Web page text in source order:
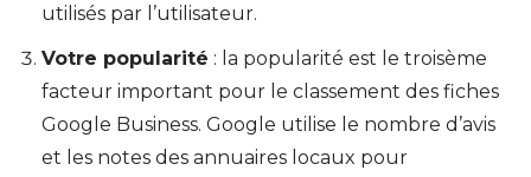
utilisés par l’utilisateur.
Votre popularité : la popularité est le troisème
facteur important pour le classement des fiches
Google Business. Google utilise le nombre d’avis
et les notes des annuaires locaux pour